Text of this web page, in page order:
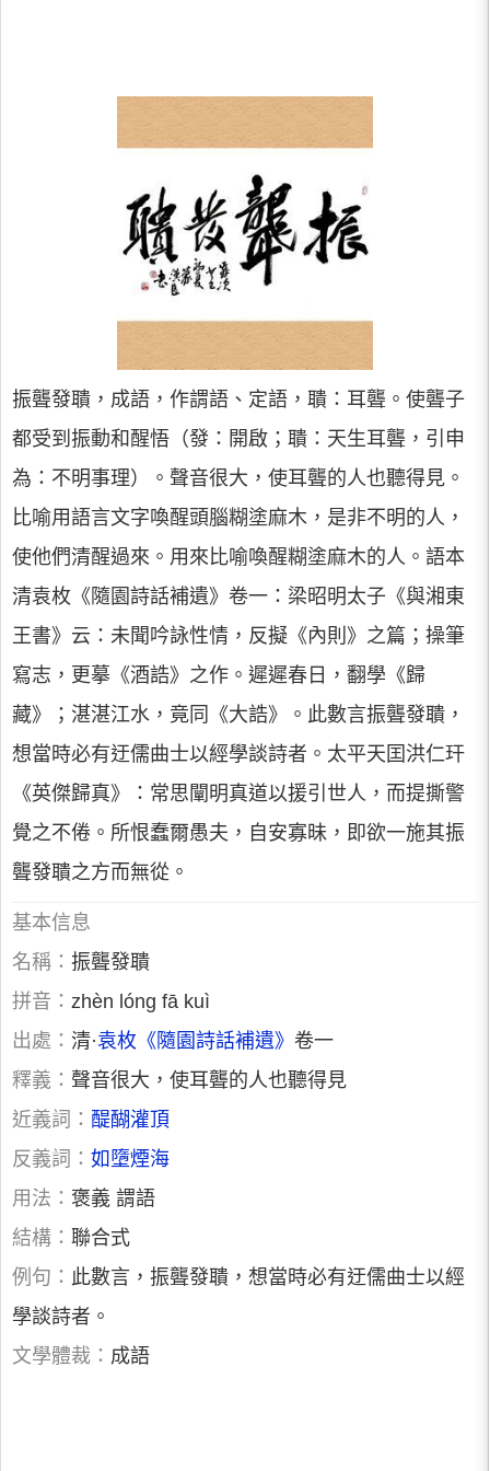
振聾發聵，成語，作謂語、定語，聵：耳聾。使聾子
都受到振動和醒悟（發：開啟；聵：天生耳聾，引申
為：不明事理）。聲音很大，使耳聾的人也聽得見。
比喻用語言文字喚醒頭腦糊塗麻木，是非不明的人，
使他們清醒過來。用來比喻喚醒糊塗麻木的人。語本
清袁枚《隨園詩話補遺》卷一：梁昭明太子《與湘東
王書》云：未聞吟詠性情，反擬《內則》之篇；操筆
寫志，更摹《酒誥》之作。遲遲春日，翻學《歸
藏》；湛湛江水，竟同《大誥》。此數言振聾發聵，
想當時必有迂儒曲士以經學談詩者。太平天囯洪仁玕
《英傑歸真》：常思闡明真道以援引世人，而提撕警
覺之不倦。所恨蠢爾愚夫，自安寡昧，即欲一施其振
聾發聵之方而無從。
基本信息
名稱： 振聾發聵
拼音： zhèn lóng fā kuì
出處： 清·袁枚 《隨園詩話補遺》 卷一
釋義： 聲音很大，使耳聾的人也聽得見
近義詞： 醍醐灌頂
反義詞： 如墮煙海
用法： 褒義 謂語
結構： 聯合式
例句： 此數言，振聾發聵，想當時必有迂儒曲士以經
學談詩者。
文學體裁： 成語